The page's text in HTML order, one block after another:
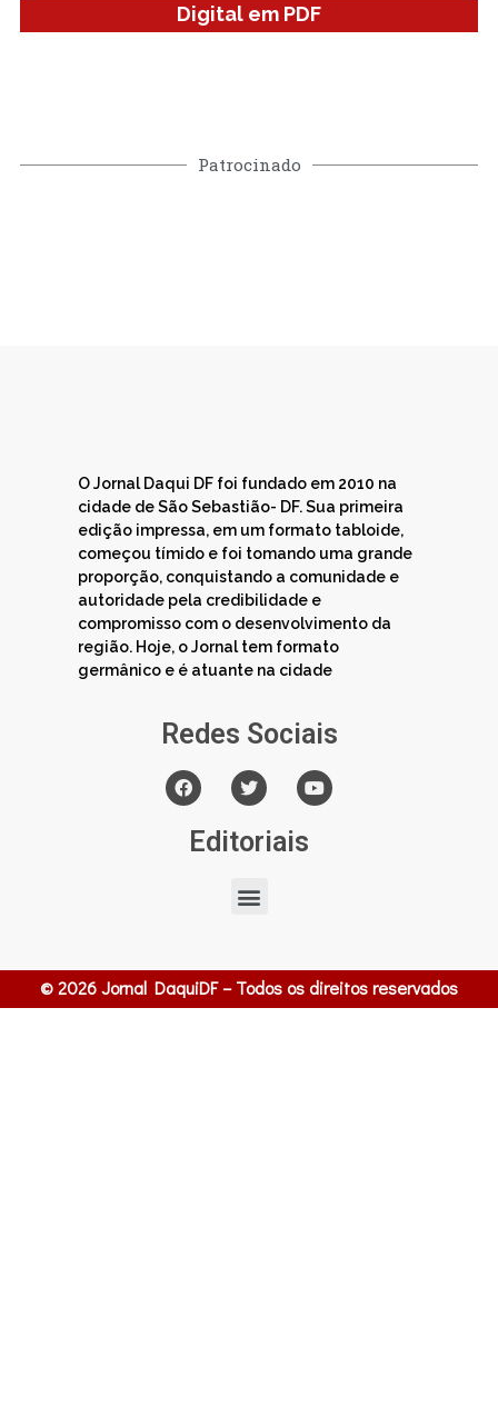
Digital em PDF
Patrocinado
O Jornal Daqui DF foi fundado em 2010 na
cidade de São Sebastião- DF. Sua primeira
edição impressa, em um formato tabloide,
começou tímido e foi tomando uma grande
proporção, conquistando a comunidade e
autoridade pela credibilidade e
compromisso com o desenvolvimento da
região. Hoje, o Jornal tem formato
germânico e é atuante na cidade
Redes Sociais
Editoriais
© 2026 Jornal DaquiDF – Todos os direitos reservados